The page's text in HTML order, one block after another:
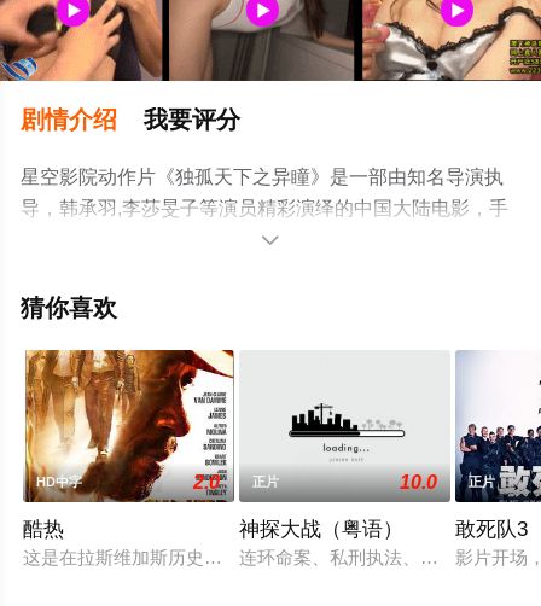
剧情介绍 我要评分
星空影院动作片《独孤天下之异瞳》是一部由知名导演执
导，韩承羽,李莎旻子等演员精彩演绎的中国大陆电影，手
机免费观看高清未删减完整版电影大全就上星空电影网，
了解。

猜你喜欢
HD中字 2.0
酷热
这是在拉斯维加斯历史上最臭名昭著的抢劫。五名男子，绰号“
正片 10.0
神探大战（粤语）
连环命案、私刑执法、预告杀人、以
正片
敢死队3
影片开场